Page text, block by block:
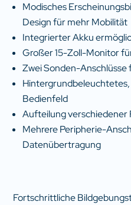
Modisches
Design für mehr Mobilität
Integrierter Akku
Großer 15-Zoll-Monitor
Zwei Sonden-
Bedienfeld
Aufteilung verschiedener
Mehrere Peripherie-
Datenübertragung
Fortschrittliche